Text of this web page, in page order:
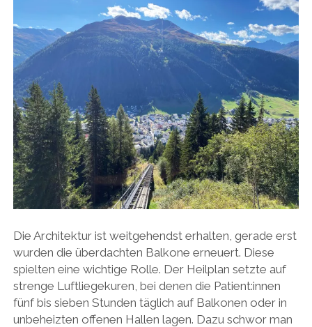
Die Architektur ist weitgehendst erhalten, gerade erst
wurden die überdachten Balkone erneuert. Diese
spielten eine wichtige Rolle. Der Heilplan setzte auf
strenge Luftliegekuren, bei denen die Patient:innen
fünf bis sieben Stunden täglich auf Balkonen oder in
unbeheizten offenen Hallen lagen. Dazu schwor man